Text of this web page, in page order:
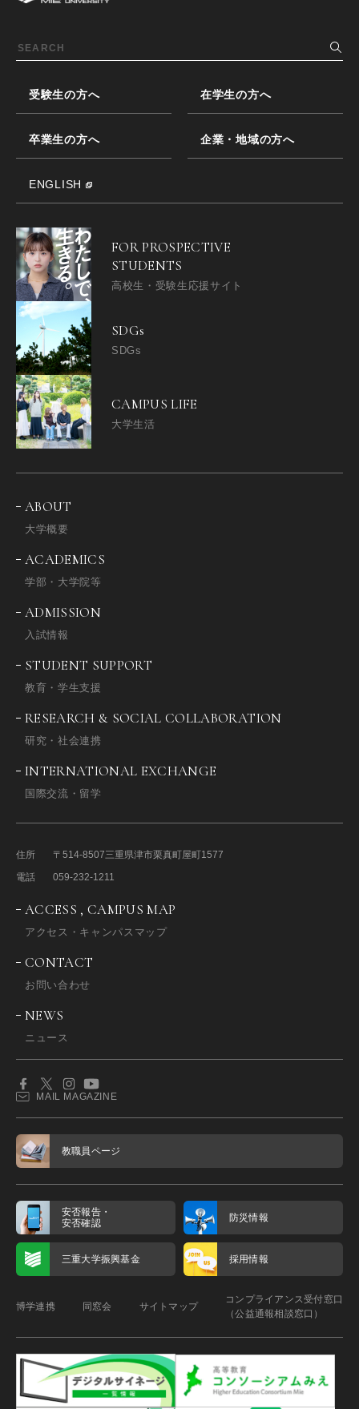
受験生の方へ 在学生の方へ
卒業生の方へ 企業・地域の方へ
ENGLISH
FOR PROSPECTIVE
STUDENTS
高校生・受験生応援サイト
SDGs
SDGs
CAMPUS LIFE
大学生活
ABOUT
大学概要
ACADEMICS
学部・大学院等
ADMISSION
入試情報
STUDENT SUPPORT
教育・学生支援
RESEARCH & SOCIAL COLLABORATION
研究・社会連携
INTERNATIONAL EXCHANGE
国際交流・留学
住所 〒514-8507三重県津市栗真町屋町1577
電話
059-232-1211
ACCESS , CAMPUS MAP
アクセス・キャンパスマップ
CONTACT
お問い合わせ
NEWS
ニュース
MAIL MAGAZINE
教職員ページ
安否報告・
安否確認
防災情報
三重大学振興基金 採用情報
博学連携 同窓会 サイトマップ
コンプライアンス受付窓口
（公益通報相談窓口）